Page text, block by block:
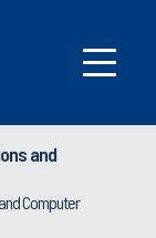
and
Computer